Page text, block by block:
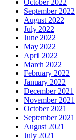
October 2022
September 2022
August 2022
July 2022
June 2022
May 2022
April 2022
March 2022
February 2022
January 2022
December 2021
November 2021
October 2021
September 2021
August 2021
July 2021